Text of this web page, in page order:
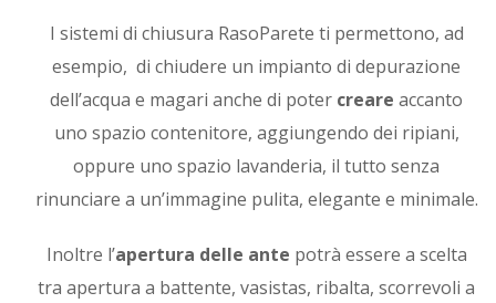
I sistemi di chiusura RasoParete ti permettono, ad
esempio,di chiudere un impianto di depurazione
dell’acqua e magari anche di poter creare accanto
uno spazio contenitore, aggiungendo dei ripiani,
oppure uno spazio lavanderia, il tutto senza
rinunciare a un’immagine pulita, elegante e minimale.
Inoltre l’apertura delle ante potrà essere a scelta
tra apertura a battente, vasistas, ribalta, scorrevoli a